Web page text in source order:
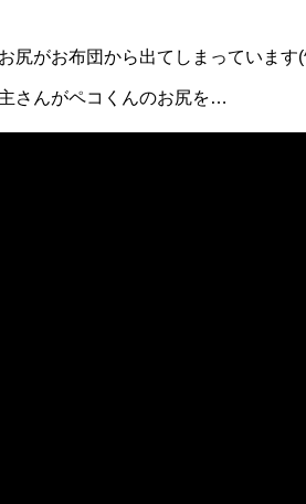
尻がお布団から出てしまっています
さんがペコくんのお尻を…